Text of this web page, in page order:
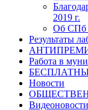
2019 г.
Об СПб
Результаты
Работа в
Новости
Видеоновости